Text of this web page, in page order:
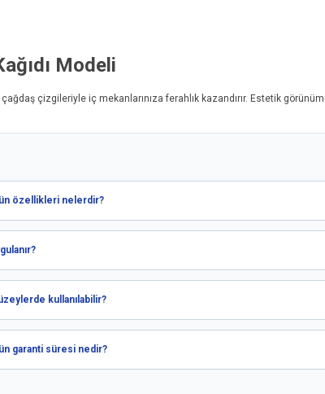
Modeli
çizgileriyle iç mekanlarınıza ferahlık kazandırır. Estetik
özellikleri nelerdir?
kullanılabilir?
garanti süresi nedir?